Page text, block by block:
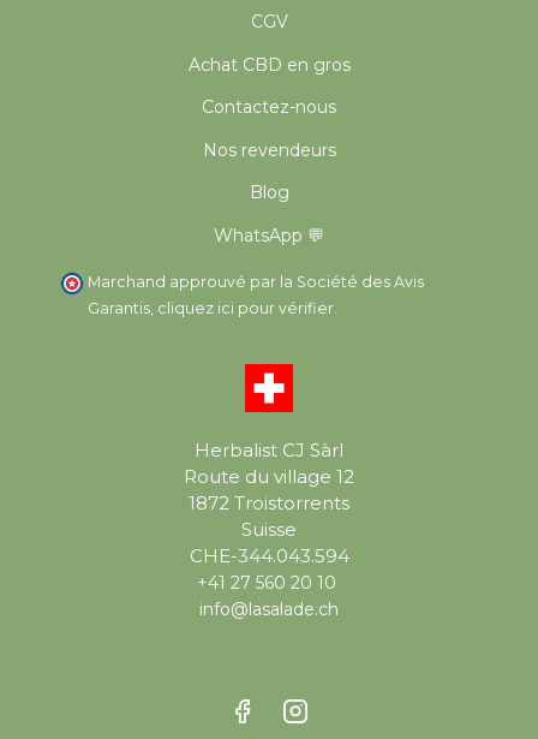
Herbalist CJ Sàrl
Route du village 12
1872 Troistorrents
Suisse
CHE-344.043.594
+41 27 560 20 10
info@lasalade.ch
CGV
Achat CBD en gros
Contactez-nous
Nos revendeurs
Blog
WhatsApp 💬
Marchand approuvé par la Société des Avis
Garantis, cliquez ici pour vérifier